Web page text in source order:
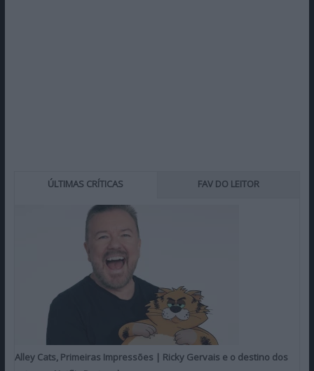
ÚLTIMAS CRÍTICAS FAV DO LEITOR
Alley Cats, Primeiras Impressões | Ricky Gervais e o destino dos